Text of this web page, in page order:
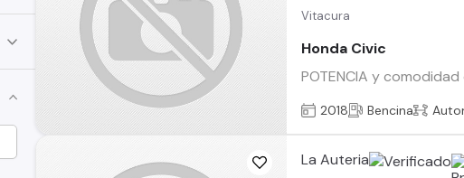
Vitacura
Honda Civic
POTENCIA y
2018 Bencina
La Auteria